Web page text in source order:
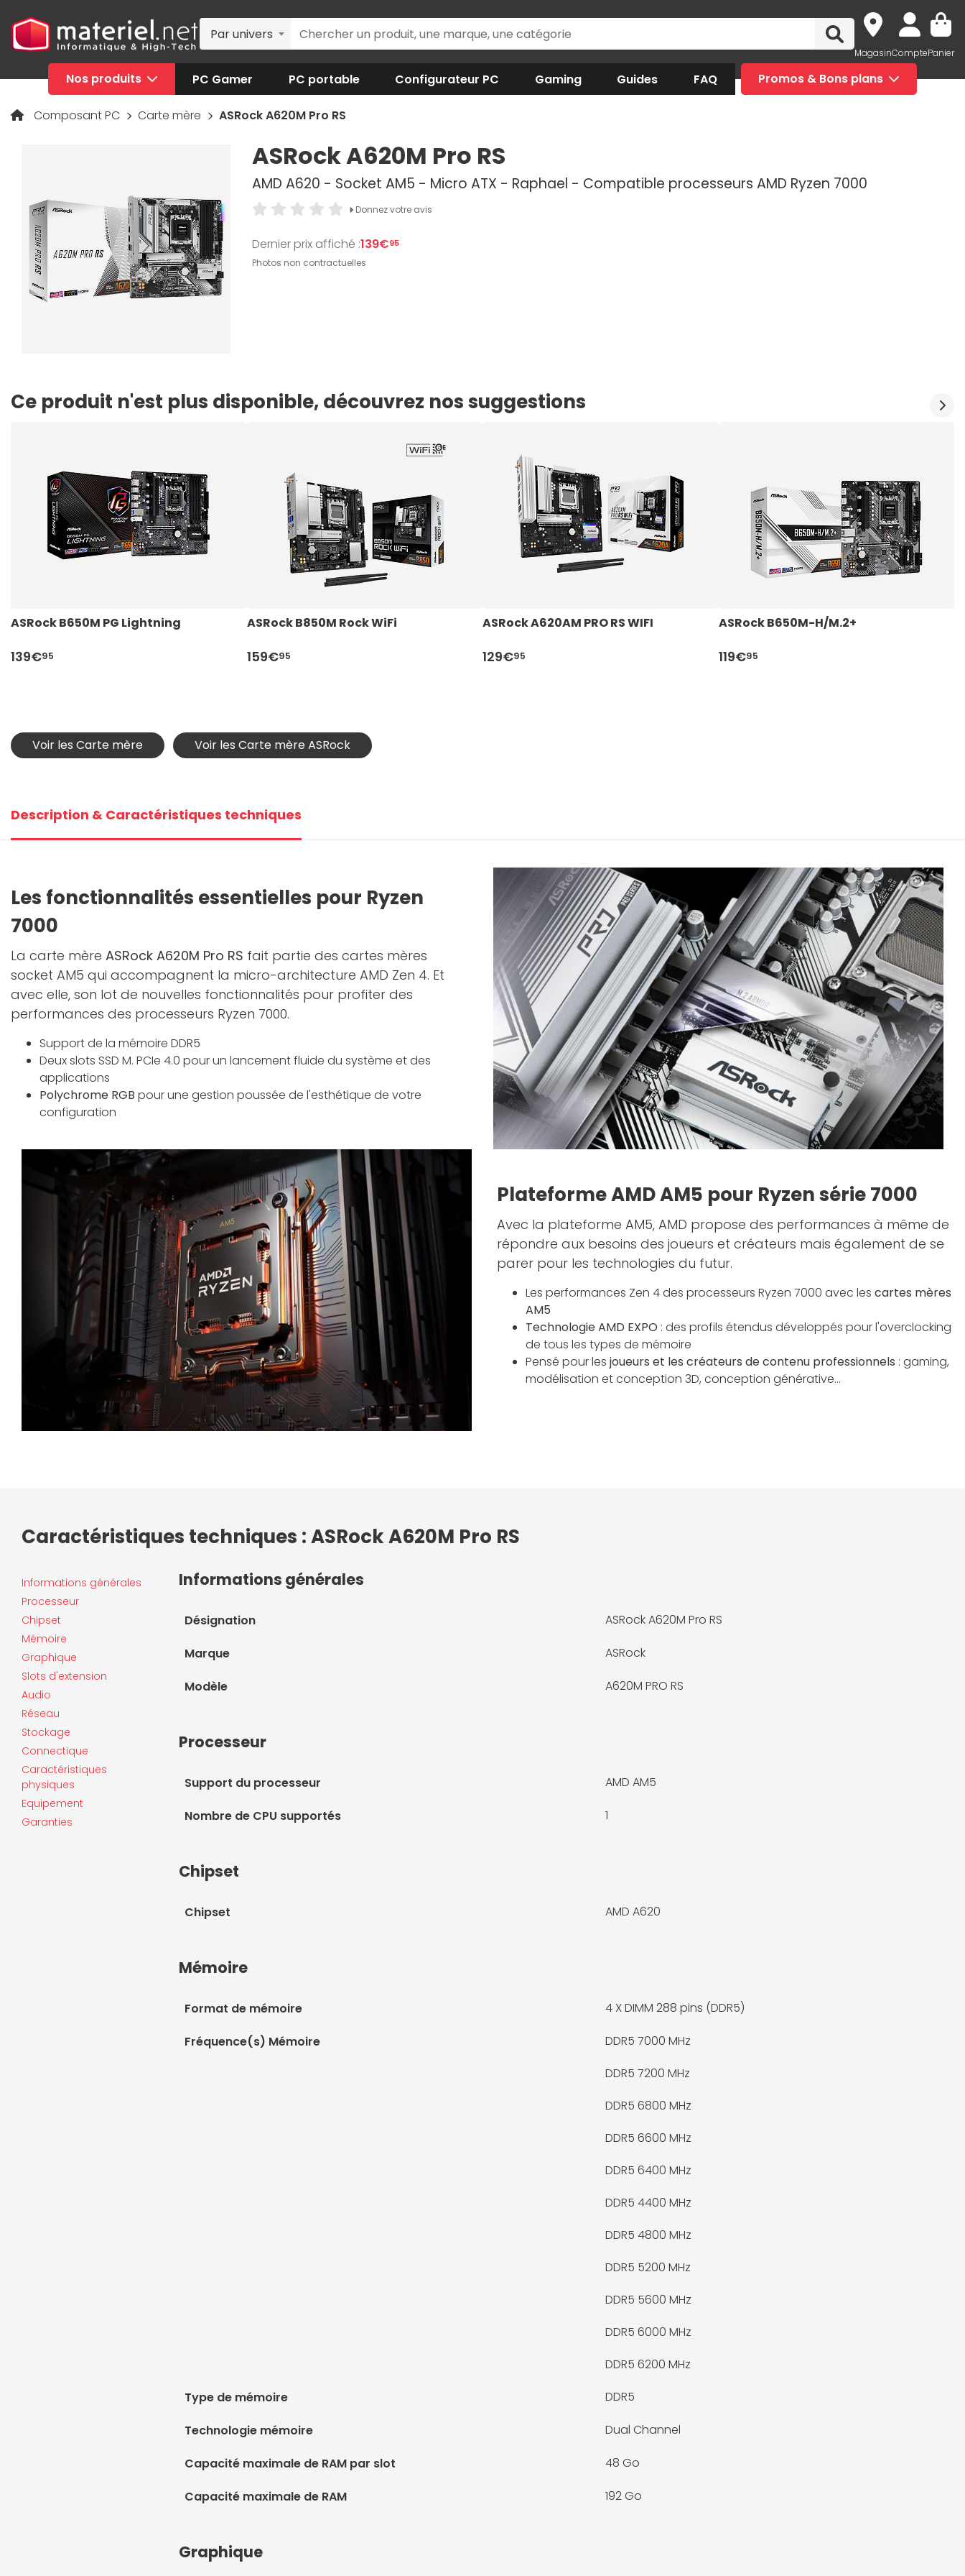
Par univers
MagasinComptePanier
Nos produits PC Gamer PC portable Configurateur PC Gaming Guides FAQ Promos & Bons plans
Composant PC Carte mère ASRock A620M Pro RS
ASRock A620M Pro RS
AMD A620 - Socket AM5 - Micro ATX - Raphael - Compatible processeurs AMD Ryzen 7000
Donnez votre avis
Dernier prix affiché :139€95
Photos non contractuelles
Ce produit n'est plus disponible, découvrez nos suggestions
ASRock B650M PG Lightning
139€95
ASRock B850M Rock WiFi
159€95
ASRock A620AM PRO RS WIFI
129€95
ASRock B650M-H/M.2+
119€95
Voir les Carte mère Voir les Carte mère ASRock
Description & Caractéristiques techniques
Les fonctionnalités essentielles pour Ryzen
7000
La carte mère ASRock A620M Pro RS fait partie des cartes mères
socket AM5 qui accompagnent la micro-architecture AMD Zen 4. Et
avec elle, son lot de nouvelles fonctionnalités pour profiter des
performances des processeurs Ryzen 7000.
Support de la mémoire DDR5
Deux slots SSD M. PCIe 4.0 pour un lancement fluide du système et des
applications
Polychrome RGB pour une gestion poussée de l'esthétique de votre
configuration
Plateforme AMD AM5 pour Ryzen série 7000
Avec la plateforme AM5, AMD propose des performances à même de
répondre aux besoins des joueurs et créateurs mais également de se
parer pour les technologies du futur.
Les performances Zen 4 des processeurs Ryzen 7000 avec les cartes mères
AM5
Technologie AMD EXPO : des profils étendus développés pour l'overclocking
de tous les types de mémoire
Pensé pour les joueurs et les créateurs de contenu professionnels : gaming,
modélisation et conception 3D, conception générative...
Caractéristiques techniques : ASRock A620M Pro RS
Informations générales
Processeur
Chipset
Mémoire
Graphique
Slots d'extension
Audio
Réseau
Stockage
Connectique
Caractéristiques
physiques
Equipement
Garanties
Informations générales
Désignation ASRock A620M Pro RS
Marque ASRock
Modèle A620M PRO RS
Processeur
Support du processeur AMD AM5
Nombre de CPU supportés 1
Chipset
Chipset AMD A620
Mémoire
Format de mémoire 4 XDIMM 288 pins (DDR5)
Fréquence(s) Mémoire
DDR5 7000 MHz
DDR5 7200 MHz
DDR5 6800 MHz
DDR5 6600 MHz
DDR5 6400 MHz
DDR5 4400 MHz
DDR5 4800 MHz
DDR5 5200 MHz
DDR5 5600 MHz
DDR5 6000 MHz
DDR5 6200 MHz
Type de mémoire
DDR5
Technologie mémoire Dual Channel
Capacité maximale de RAM par slot 48 Go
Capacité maximale de RAM 192 Go
Graphique